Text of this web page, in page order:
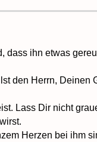
dass ihn etwas
den Herrn, Deinen
Lass Dir nicht
Herzen bei ihm